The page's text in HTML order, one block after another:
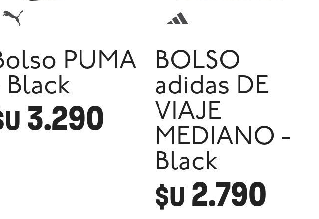
PUMA
Black
3.290
BOLSO
adidas DE
VIAJE
MEDIANO -
Black
$U 2.790